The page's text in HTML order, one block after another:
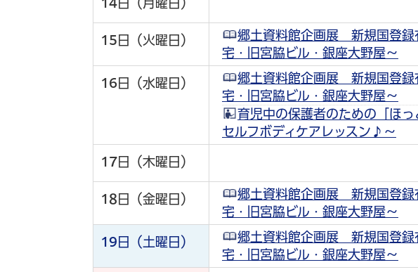
14日（月曜日）
15 日（火曜日）
郷土資料館企画展 新規国登録
宅・旧宮脇ビル・銀座大野屋～
16日（水曜日）
郷土資料館企画展 新規国登録
宅・旧宮脇ビル・銀座大野屋～
育児中の保護者のための「ほ
セルフボディケアレッスン♪～
17日（木曜日）
18 日（金曜日）
郷土資料館企画展 新規国登録
宅・旧宮脇ビル・銀座大野屋～
19 日（土曜日）
郷土資料館企画展 新規国登録
宅・旧宮脇ビル・銀座大野屋～